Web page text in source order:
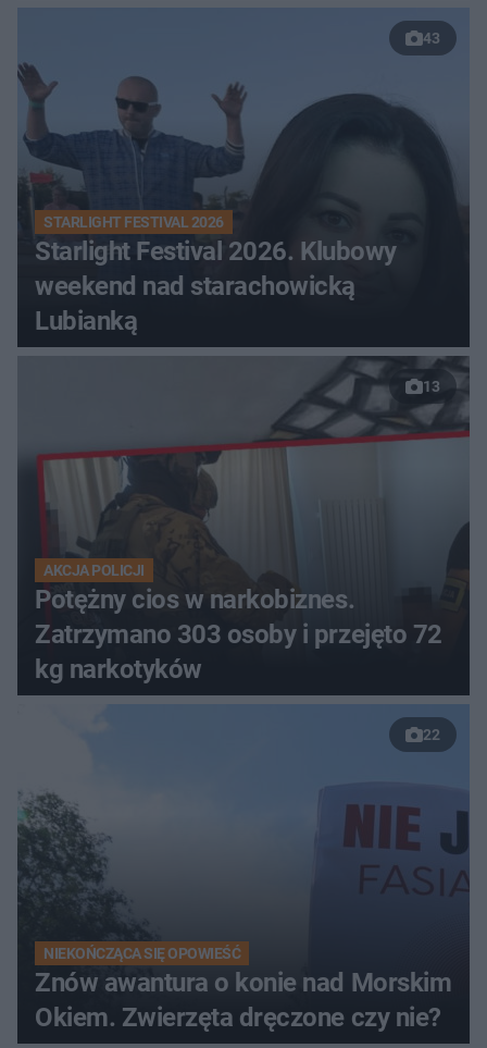
43
STARLIGHT FESTIVAL 2026
Starlight Festival 2026. Klubowy
weekend nad starachowicką
Lubianką
13
AKCJA POLICJI
Potężny cios w narkobiznes.
Zatrzymano 303 osoby i przejęto 72
kg narkotyków
22
NIEKOŃCZĄCA SIĘ OPOWIEŚĆ
Znów awantura o konie nad Morskim
Okiem. Zwierzęta dręczone czy nie?